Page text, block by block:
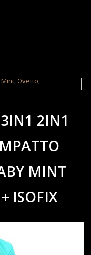
Mint, Ovetto,
2IN1
MINT
ISOFIX